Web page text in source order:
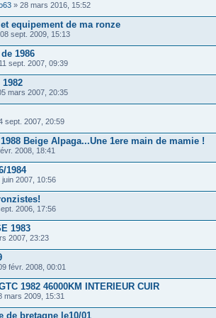
» 28 mars 2016, 15:52
equipement de ma ronze
sept. 2009, 15:13
de 1986
sept. 2007, 09:39
mars 2007, 20:35
sept. 2007, 20:59
1988 Beige Alpaga...Une 1ere main de mamie !
2008, 18:41
1984
juin 2007, 10:56
2006, 17:56
1983
2007, 23:23
févr. 2008, 00:01
1982 46000KM INTERIEUR CUIR
mars 2009, 15:31
de bretagne le10/01